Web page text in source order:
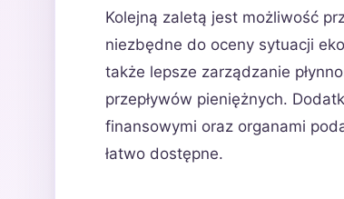
Kolejną zaletą jest możliwość
niezbędne do oceny sytuacji
także lepsze zarządzanie
przepływów pieniężnych.
finansowymi oraz organami
łatwo dostępne.